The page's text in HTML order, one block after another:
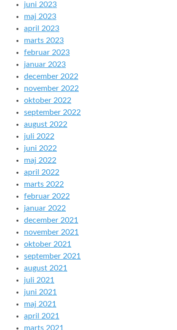
juni 2023
maj 2023
april 2023
marts 2023
februar 2023
januar 2023
december 2022
november 2022
oktober 2022
september 2022
august 2022
juli 2022
juni 2022
maj 2022
april 2022
marts 2022
februar 2022
januar 2022
december 2021
november 2021
oktober 2021
september 2021
august 2021
juli 2021
juni 2021
maj 2021
april 2021
marts 2021